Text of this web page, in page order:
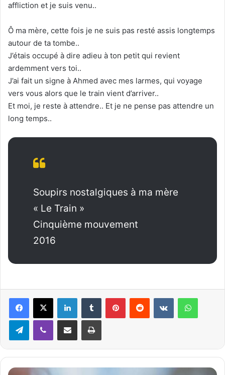
affliction et je suis venu..
Ô ma mère, cette fois je ne suis pas resté assis longtemps
autour de ta tombe..
J’étais occupé à dire adieu à ton petit qui revient
ardemment vers toi..
J’ai fait un signe à Ahmed avec mes larmes, qui voyage
vers vous alors que le train vient d’arriver..
Et moi, je reste à attendre.. Et je ne pense pas attendre un
long temps..
Soupirs nostalgiques à ma mère
« Le Train »
Cinquième mouvement
2016
Telegram
M